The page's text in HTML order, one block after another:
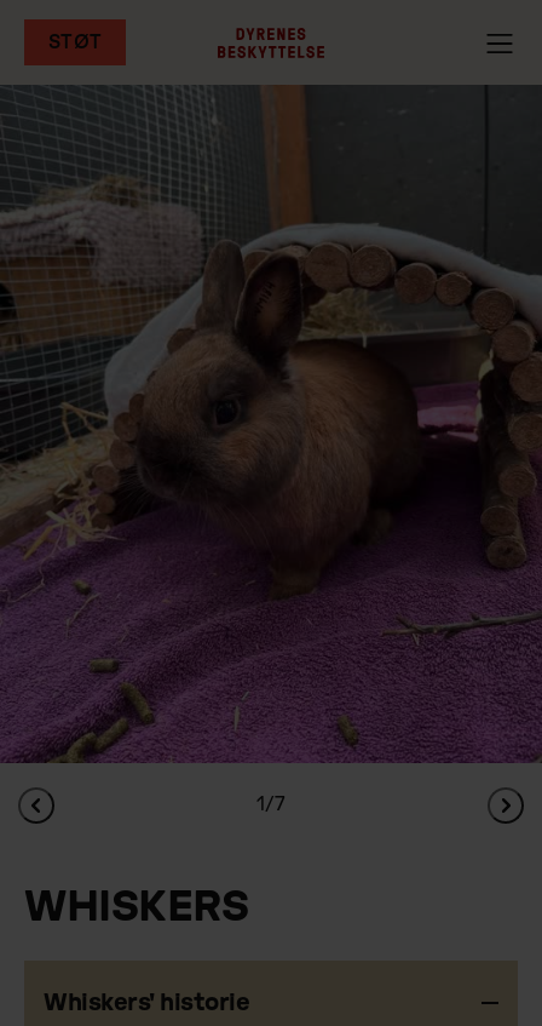
til
hovedindhold
STØT
1/7
WHISKERS
Whiskers' historie